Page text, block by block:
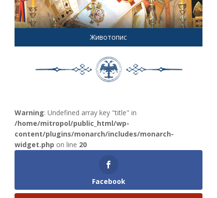
Животопис
Warning: Undefined array key "title" in
/home/mitropol/public_html/wp-
content/plugins/monarch/includes/monarch-
widget.php on line 20
Facebook